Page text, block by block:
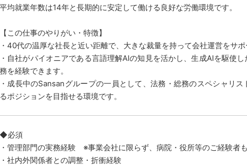
平均就業年数は14年と長期的に安定して働ける良好な労働環境です。
【この仕事のやりがい・特徴】
・40代の温厚な社長と近い距離で、大きな裁量を持って会社運営をサポ
・自社がパイオニアである言語理解AIの知見を活かし、生成AIを駆使
務を経験できます。
・成長中のSansanグループの一員として、法務・総務のスペシャリ
るポジションを目指せる環境です。
◆必須
・管理部門の実務経験 ※事業会社に限らず、病院・役所等のご経験者
・社内外関係者との調整・折衝経験